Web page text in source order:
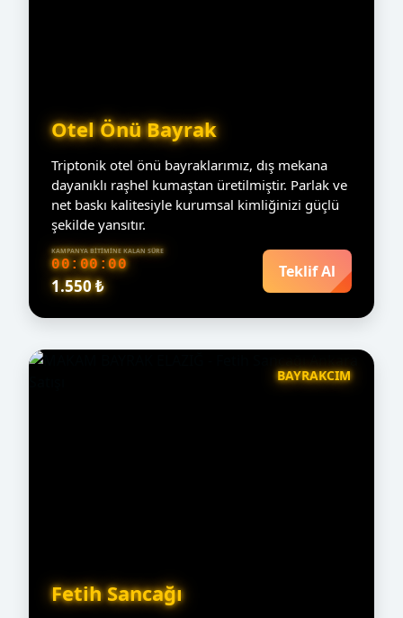
Otel Önü Bayrak
Triptonik otel önü bayraklarımız, dış mekana
dayanıklı raşhel kumaştan üretilmiştir. Parlak ve
net baskı kalitesiyle kurumsal kimliğinizi güçlü
şekilde yansıtır.
KAMPANYA BITIMINE KALAN SÜRE
00:00:00
1.550 ₺
Teklif Al
BAYRAKCIM
Fetih Sancağı